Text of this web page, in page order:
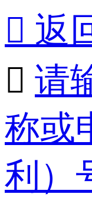
 返
 请
称或
利）